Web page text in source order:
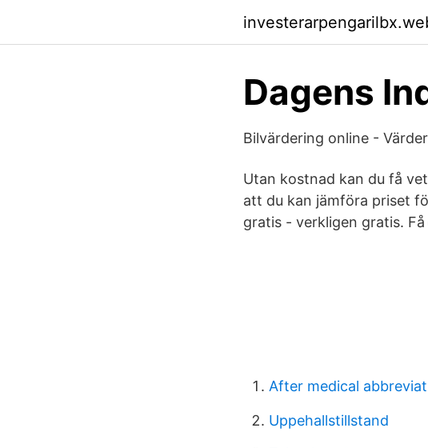
Dagens
Bilvärdering online -
Utan kostnad kan du få
att du kan jämföra priset
gratis - verkligen gratis.
After medical
Uppehallstillstand